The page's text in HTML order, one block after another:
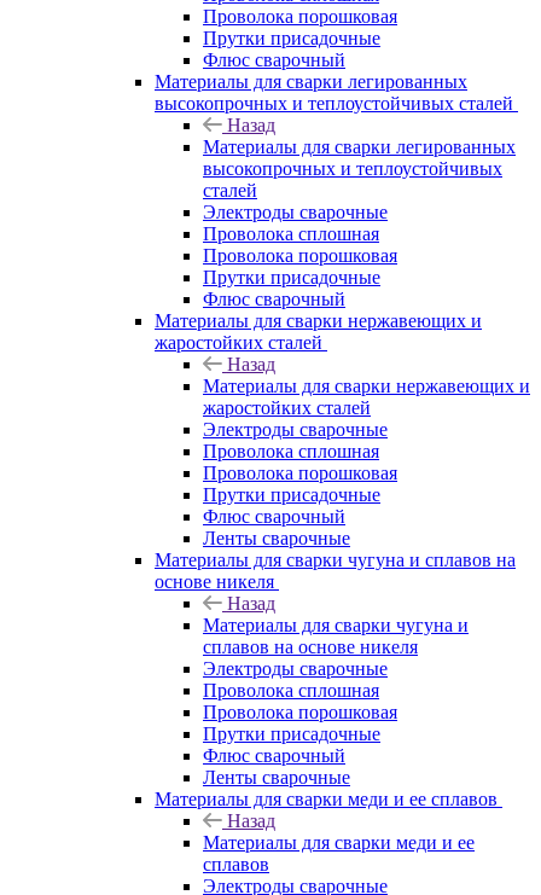
Проволока порошковая
Прутки присадочные
Флюс сварочный
Материалы для сварки легированных
высокопрочных и теплоустойчивых сталей
Назад
Материалы для сварки легированных
высокопрочных и теплоустойчивых
сталей
Электроды сварочные
Проволока сплошная
Проволока порошковая
Прутки присадочные
Флюс сварочный
Материалы для сварки нержавеющих и
жаростойких сталей
Назад
Материалы для сварки нержавеющих и
жаростойких сталей
Электроды сварочные
Проволока сплошная
Проволока порошковая
Прутки присадочные
Флюс сварочный
Ленты сварочные
Материалы для сварки чугуна и сплавов на
основе никеля
Назад
Материалы для сварки чугуна и
сплавов на основе никеля
Электроды сварочные
Проволока сплошная
Проволока порошковая
Прутки присадочные
Флюс сварочный
Ленты сварочные
Материалы для сварки меди и ее сплавов
Назад
Материалы для сварки меди и ее
сплавов
Электроды сварочные